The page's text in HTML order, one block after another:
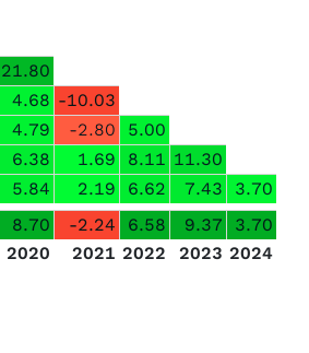
21.80
4.68 -10.03
4.79 -2.80
5.00
6.38 1.69 8.11 11.30
5.84 2.19 6.62 7.43
3.70
8.70 -2.24 6.58 9.37
3.70
2020 2021 2022 2023 2024